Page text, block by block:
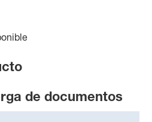
de documentos